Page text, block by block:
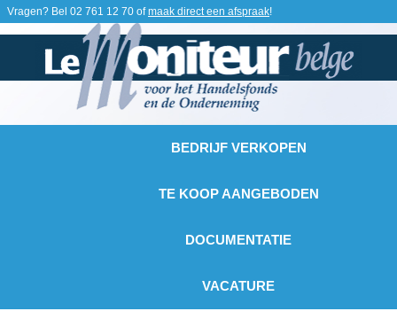
Vragen? Bel 02 761 12 70 ofmaak direct een afspraak!
BEDRIJF VERKOPEN
TE KOOP AANGEBODEN
DOCUMENTATIE
VACATURE